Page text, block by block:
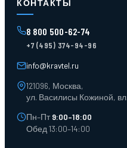
Контейнеры для отходов
Поддоны
Ящики пластиковые
Тара пласт. и металл.
Тележки для склада
КОНТАКТЫ
8 800 500-62-74
+7 (495) 374-94-96
info@kravtel.ru
121096, Москва,
ул. Василисы Кожиной,
Пн–Пт9:00–18:00
Обед 13:00–14:00